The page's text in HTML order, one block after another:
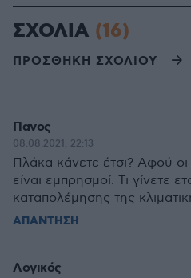
ΣΧΟΛΙΑ (16)
ΠΡΟΣΘΗΚΗ ΣΧΟΛΙΟΥ
Πανος
08.08.2021, 22:13
Πλάκα κάνετε έτσι? Αφού
είναι εμπρησμοί. Τι γίνετε
καταπολέμησης της
ΑΠΑΝΤΗΣΗ
Λογικός